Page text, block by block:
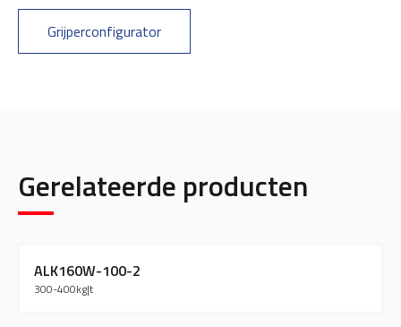
Grijperconfigurator
Gerelateerde producten
ALK160W-100-2
300-400kg|t